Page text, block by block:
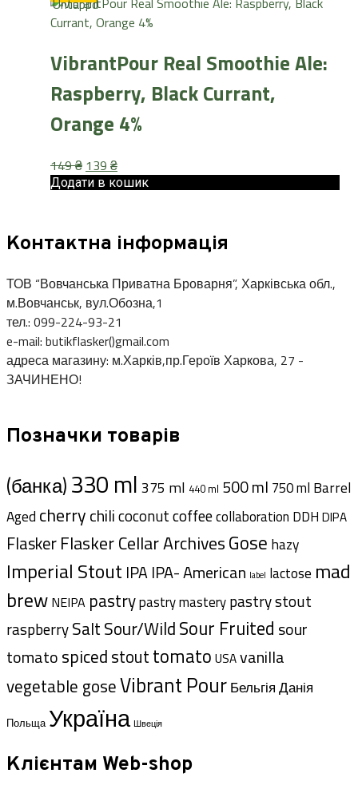
VibrantPour Real Smoothie Ale:
Raspberry, Black Currant,
Orange 4%
149₴ Оригінальна
ціна:
139 ₴Поточна
ціна:
Додати в кошик
Контактна інформація
ТОВ “Вовчанська Приватна Броварня”, Харківська обл.,
м.Вовчанськ, вул.Обозна,1
тел.: 099-224-93-21
e-mail: butikflasker()gmail.com
адреса магазину: м.Харків,пр.Героїв Харкова, 27 -
ЗАЧИНЕНО!
Позначки товарів
(банка)330 ml 375 ml 440 ml 500 ml 750 ml Barrel
Aged cherrychilicoconutcoffeecollaboration DDH DIPA
FlaskerFlasker Cellar ArchivesGose hazy
Imperial Stout IPA IPA- American label lactose mad
brew NEIPA pastrypastry masterypastry stout
raspberrySaltSour/WildSour Fruited sour
tomatospicedstouttomato USAvanilla
vegetable goseVibrant PourБельгіяДанія
Польща Україна Швеція
Клієнтам Web-shop